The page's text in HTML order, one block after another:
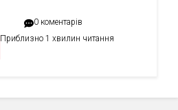
0 коментарів
Приблизно 1 хвилин читання